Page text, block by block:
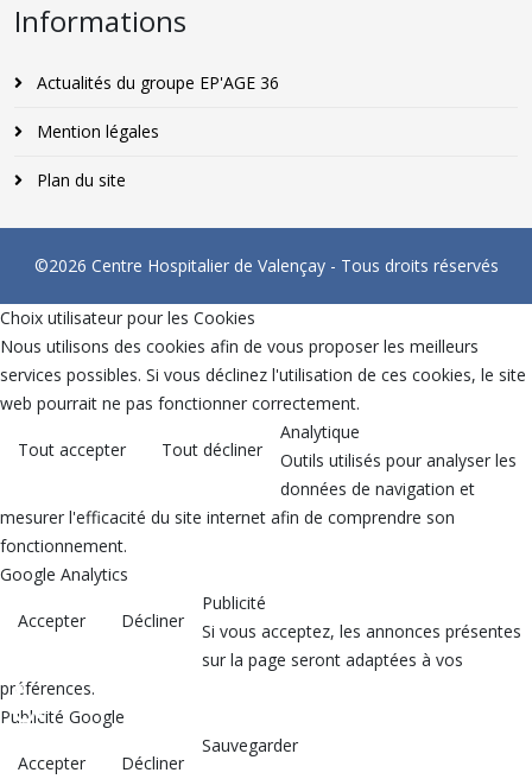
Informations
Actualités du groupe EP'AGE 36
Mention légales
Plan du site
©2026 Centre Hospitalier de Valençay - Tous droits réservés
Choix utilisateur pour les Cookies
Nous utilisons des cookies afin de vous proposer les meilleurs
services possibles. Si vous déclinez l'utilisation de ces cookies, le site
web pourrait ne pas fonctionner correctement.
Tout accepter Tout décliner
Analytique
Outils utilisés pour analyser les
données de navigation et
mesurer l'efficacité du site internet afin de comprendre son
fonctionnement.
Google Analytics
Accepter Décliner
Publicité
Si vous acceptez, les annonces présentes
sur la page seront adaptées à vos
préférences.
Publicité Google
Accepter Décliner
Sauvegarder